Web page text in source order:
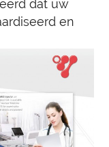
dat uw
en